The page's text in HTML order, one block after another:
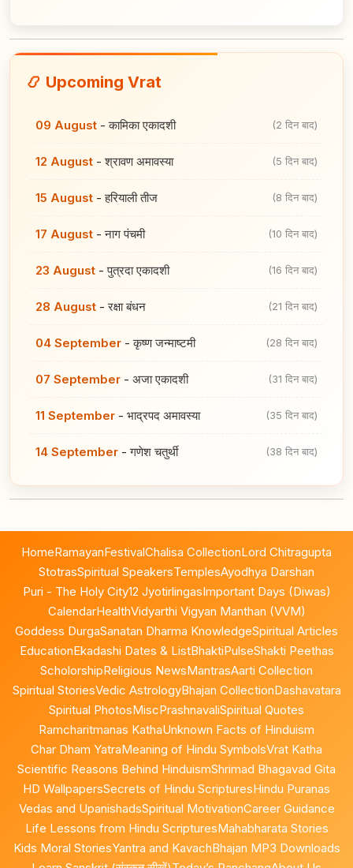
📿 Upcoming Vrat
09 August -कामिका एकादशी (2 दिन बाद)
12 August -श्रावण अमावस्या (5 दिन बाद)
15 August -हरियाली तीज (8 दिन बाद)
17 August -नाग पंचमी (10 दिन बाद)
23 August -पुत्रदा एकादशी (16 दिन बाद)
28 August -रक्षा बंधन (21 दिन बाद)
04 September -कृष्ण जन्माष्टमी (28 दिन बाद)
07 September - अजा एकादशी (31 दिन बाद)
11 September - भाद्रपद अमावस्या (35 दिन बाद)
14 September -गणेश चतुर्थी (38 दिन बाद)
HomeRamayanFestivalChalisa CollectionLord Chitragupta
StotrasSpiritual SpeakersTemplesAyodhya Darshan
Puri - The Holy City12 JyotirlingasImportant Days (Diwas)
CalendarHealthVidyarthi Vigyan Manthan (VVM)
Goddess DurgaSanatan Dharma KnowledgeSpiritual Articles
EducationEkadashi Dates & ListBhaktiPulseShakti Peethas
ScholorshipReligious NewsMantrasAarti Collection
Spiritual StoriesVedic AstrologyBhajan CollectionDashavatara
Spiritual PhotosMiscPrashnavaliSpiritual Quotes
Ramcharitmanas KathaUnknown Facts of Hinduism
Char Dham YatraMeaning of Hindu SymbolsVrat Katha
Scientific Reasons Behind HinduismShrimad Bhagavad Gita
HD WallpapersSecrets of Hindu ScripturesHindu Puranas
Vedas and UpanishadsSpiritual MotivationCareer Guidance
Life Lessons from Hindu ScripturesMahabharata Stories
Kids Moral StoriesYantra and KavachBhajan MP3 Downloads